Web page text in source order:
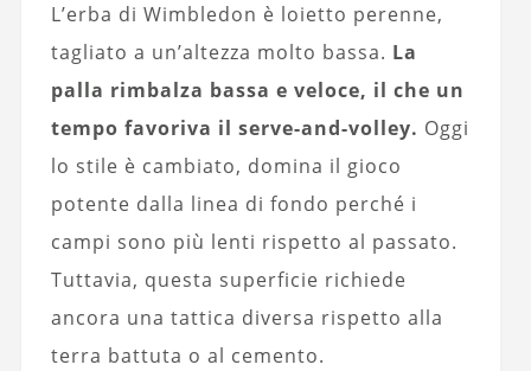
L’erba di Wimbledon è loietto perenne,
tagliato a un’altezza molto bassa. La
palla rimbalza bassa e veloce, il che un
tempo favoriva il serve-and-volley. Oggi
lo stile è cambiato, domina il gioco
potente dalla linea di fondo perché i
campi sono più lenti rispetto al passato.
Tuttavia, questa superficie richiede
ancora una tattica diversa rispetto alla
terra battuta o al cemento.